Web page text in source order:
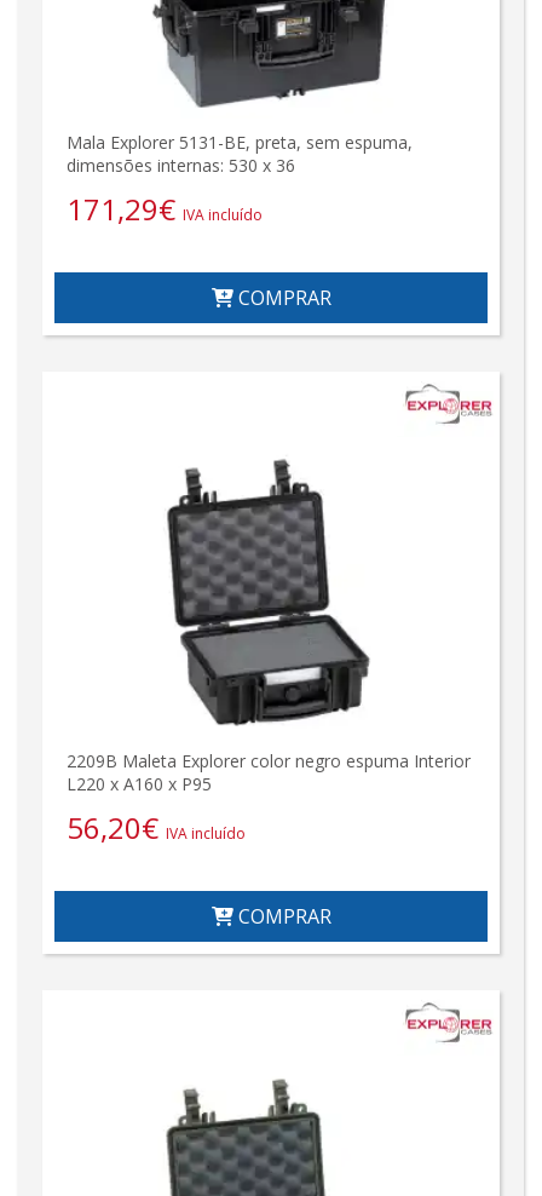
Mala Explorer 5131-BE, preta, sem espuma,
dimensões internas: 530 x 36
171,29€ IVA incluído
COMPRAR
2209B Maleta Explorer color negro espuma Interior
L220 x A160 x P95
56,20€ IVA incluído
COMPRAR